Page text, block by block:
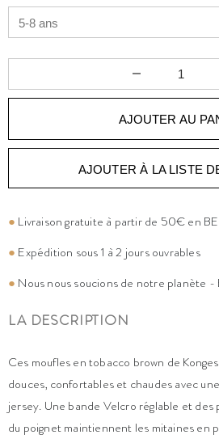
AJOUTER À LA LISTE
● Livraison gratuite à partir de 50€ en
● Expédition sous 1 à 2 jours ouvrables
● Nous nous soucions de notre planète -
LA DESCRIPTION
Ces moufles en tobacco brown de
douces, confortables et chaudes avec
jersey. Une bande Velcro réglable et des
du poignet maintiennent les mitaines en